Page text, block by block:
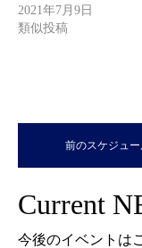
2021年7月9日
類似投稿
前のスケジュー
Current
今後のイベントは